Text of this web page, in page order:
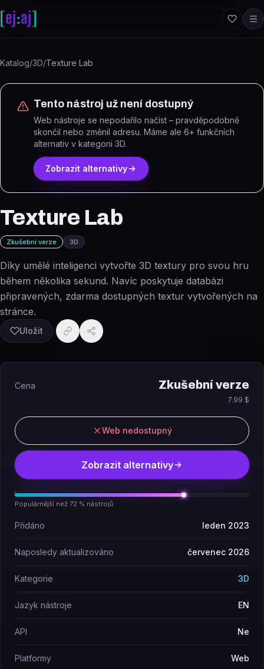
Katalog/3D/Texture Lab
Tento nástroj už není dostupný
Web nástroje se nepodařilo načíst – pravděpodobně
skončil nebo změnil adresu. Máme ale 6+ funkčních
alternativ v kategorii 3D.
Zobrazit alternativy
Texture Lab
Zkušební verze 3D
Díky umělé inteligenci vytvořte 3D textury pro svou hru
během několika sekund. Navíc poskytuje databázi
připravených, zdarma dostupných textur vytvořených na
stránce.
Uložit
Cena Zkušební verze
7.99 $
Web nedostupný
Zobrazit alternativy
Populárnější než 72 % nástrojů
Přidáno leden 2023
Naposledy aktualizováno červenec 2026
Kategorie 3D
Jazyk nástroje EN
API Ne
Platformy Web